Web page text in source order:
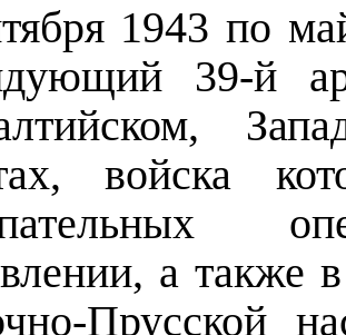
1943 по
39-й
войска
а также
Прусской